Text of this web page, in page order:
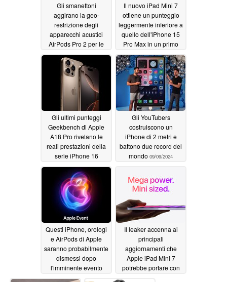
Gli smanettoni
aggirano la geo-
restrizione degli
apparecchi acustici
AirPods Pro 2 per le
loro nonne con una
gabbia di Faraday e un
forno a microonde che
perde
11/16/2024
Il nuovo iPad Mini 7
ottiene un punteggio
leggermente inferiore a
quello dell'iPhone 15
Pro Max in un primo
test di Geekbench
10/19/2024
Gli ultimi punteggi
Geekbench di Apple
A18 Pro rivelano le
reali prestazioni della
serie iPhone 16
09/11/2024
Gli YouTubers
costruiscono un
iPhone di 2 metri e
battono due record del
mondo 09/09/2024
Questi iPhone, orologi
e AirPods di Apple
saranno probabilmente
dismessi dopo
l'imminente evento
iPhone 16
Il leaker accenna ai
principali
aggiornamenti che
Apple iPad Mini 7
potrebbe portare con